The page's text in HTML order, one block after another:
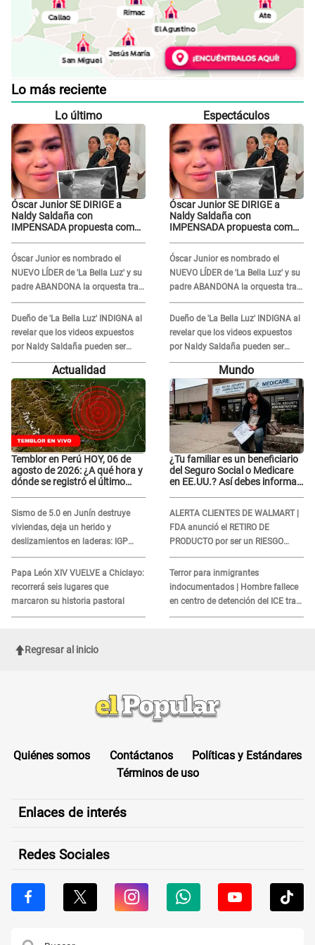
Lo más reciente
Lo último
Óscar Junior SE DIRIGE a
Naldy Saldaña con
IMPENSADA propuesta como
ley..."
Óscar Junior es nombrado el
NUEVO LÍDER de 'La Bella Luz' y su
padre ABANDONA la orquesta tras
caso Naldy Saldaña: "Son
errores..."
Dueño de 'La Bella Luz' INDIGNA al
revelar que los videos expuestos
por Naldy Saldaña pueden ser
EDITADOS: "Yo tengo sus dos
Espectáculos
Óscar Junior SE DIRIGE a
Naldy Saldaña con
IMPENSADA propuesta como
ley..."
Óscar Junior es nombrado el
NUEVO LÍDER de 'La Bella Luz' y su
padre ABANDONA la orquesta tras
caso Naldy Saldaña: "Son
errores..."
Dueño de 'La Bella Luz' INDIGNA al
revelar que los videos expuestos
por Naldy Saldaña pueden ser
EDITADOS: "Yo tengo sus dos
Actualidad
Temblor en Perú HOY, 06 de
agosto de 2026: ¿A qué hora y
dónde se registró el último
Sismo de 5.0 en Junín destruye
viviendas, deja un herido y
deslizamientos en laderas: IGP
alerta sobre posibles réplicas
Papa León XIV VUELVE a Chiclayo:
recorrerá seis lugares que
marcaron su historia pastoral
Mundo
¿Tu familiar es un beneficiario
del Seguro Social o Medicare
en EE.UU.? Así debes informar
ALERTA CLIENTES DE WALMART |
FDA anunció el RETIRO DE
PRODUCTO por ser un RIESGO
MORTAL para consumidores: ¿Cuál
es?
Terror para inmigrantes
indocumentados | Hombre fallece
en centro de detención del ICE tras
sufrir una "emergencia médica"
Regresar al inicio
Quiénes somos Contáctanos
Políticas y Estándares
Términos de uso
Enlaces de interés
Redes Sociales